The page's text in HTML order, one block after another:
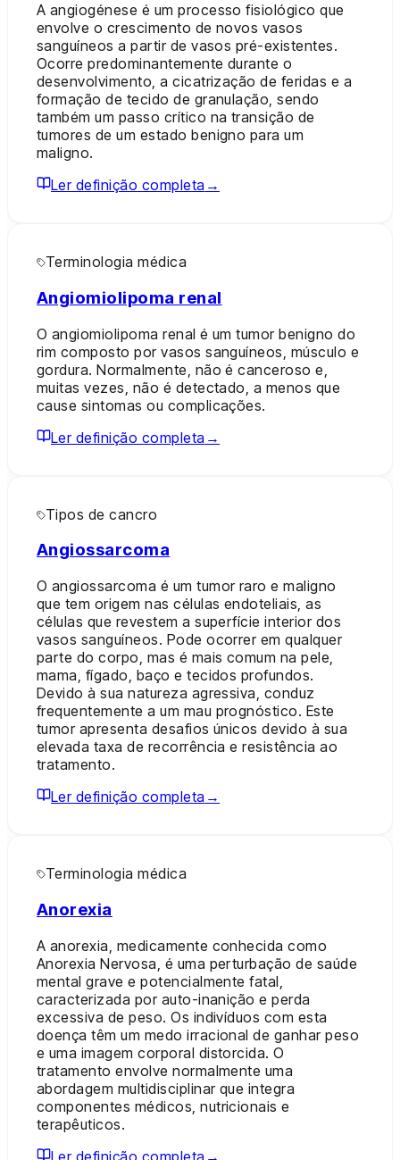
A angiogénese é um processo fisiológico que
envolve o crescimento de novos vasos
sanguíneos a partir de vasos pré-existentes.
Ocorre predominantemente durante o
desenvolvimento, a cicatrização de feridas e a
formação de tecido de granulação, sendo
também um passo crítico na transição de
tumores de um estado benigno para um
maligno.
Ler definição completa →
Terminologia médica
Angiomiolipoma renal
O angiomiolipoma renal é um tumor benigno do
rim composto por vasos sanguíneos, músculo e
gordura. Normalmente, não é canceroso e,
muitas vezes, não é detectado, a menos que
cause sintomas ou complicações.
Ler definição completa →
Tipos de cancro
Angiossarcoma
O angiossarcoma é um tumor raro e maligno
que tem origem nas células endoteliais, as
células que revestem a superfície interior dos
vasos sanguíneos. Pode ocorrer em qualquer
parte do corpo, mas é mais comum na pele,
mama, fígado, baço e tecidos profundos.
Devido à sua natureza agressiva, conduz
frequentemente a um mau prognóstico. Este
tumor apresenta desafios únicos devido à sua
elevada taxa de recorrência e resistência ao
tratamento.
Ler definição completa →
Terminologia médica
Anorexia
A anorexia, medicamente conhecida como
Anorexia Nervosa, é uma perturbação de saúde
mental grave e potencialmente fatal,
caracterizada por auto-inanição e perda
excessiva de peso. Os indivíduos com esta
doença têm um medo irracional de ganhar peso
e uma imagem corporal distorcida. O
tratamento envolve normalmente uma
abordagem multidisciplinar que integra
componentes médicos, nutricionais e
terapêuticos.
Ler definição completa →